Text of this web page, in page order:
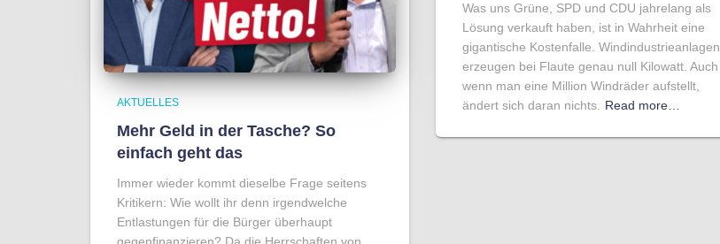
AKTUELLES
Mehr Geld in der Tasche? So
einfach geht das
Immer wieder kommt dieselbe Frage seitens
Kritikern: Wie wollt ihr denn irgendwelche
Entlastungen für die Bürger überhaupt
Was uns Grüne, SPD und CDU jahrelang als
Lösung verkauft haben, ist in Wahrheit eine
gigantische Kostenfalle. Windindustrieanlagen
erzeugen bei Flaute genau null Kilowatt. Auch
wenn man eine Million Windräder aufstellt,
ändert sich daran nichts.
Read more…